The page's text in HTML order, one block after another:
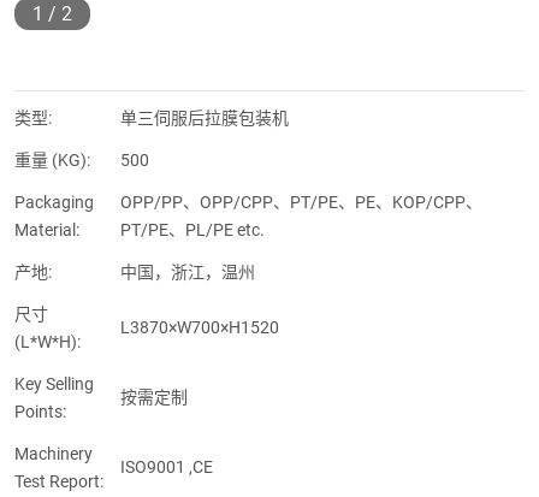
类型: 单三伺服后拉膜包装机
重量 (KG): 500
Packaging
Material:
OPP/PP、OPP/CPP、PT/PE、PE、KOP/CPP、
PT/PE、PL/PE etc.
产地: 中国，浙江，温州
尺寸
(L*W*H):
L3870×W700×H1520
Key Selling
Points:
按需定制
Machinery
Test Report:
ISO9001 ,CE
1 / 2